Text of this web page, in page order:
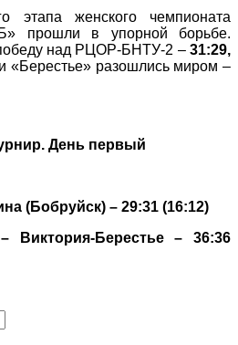
этапа женского чемпионата
прошли в упорной борьбе.
над РЦОР-БНТУ-2 – 31:29,
«Берестье» разошлись миром –
День первый
(Бобруйск) – 29:31 (16:12)
Виктория-Берестье – 36:36